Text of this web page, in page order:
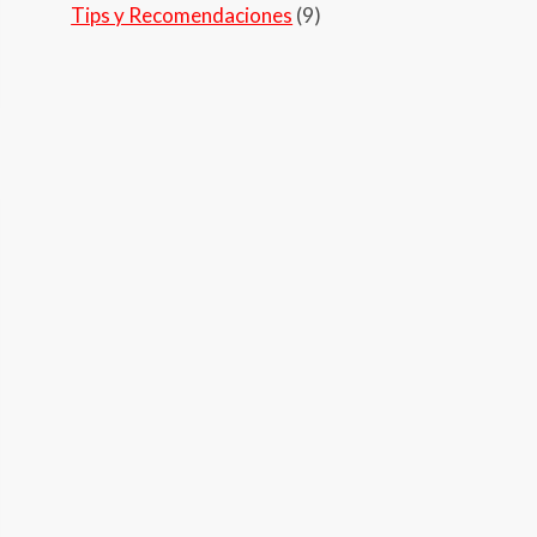
Tips y Recomendaciones (9)